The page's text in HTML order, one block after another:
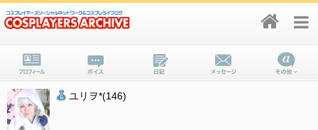
ユリヲ*(146)